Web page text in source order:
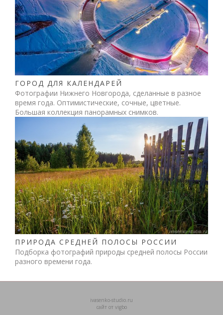
ГОРОД ДЛЯ КАЛЕНДАРЕЙ
Фотографии Нижнего Новгорода, сделанные в разное
время года. Оптимистические, сочные, цветные.
Большая коллекция панорамных снимков.
ПРИРОДА СРЕДНЕЙ ПОЛОСЫ РОССИИ
Подборка фотографий природы средней полосы России
разного времени года.
ivasenko-studio.ru
сайт от vigbo